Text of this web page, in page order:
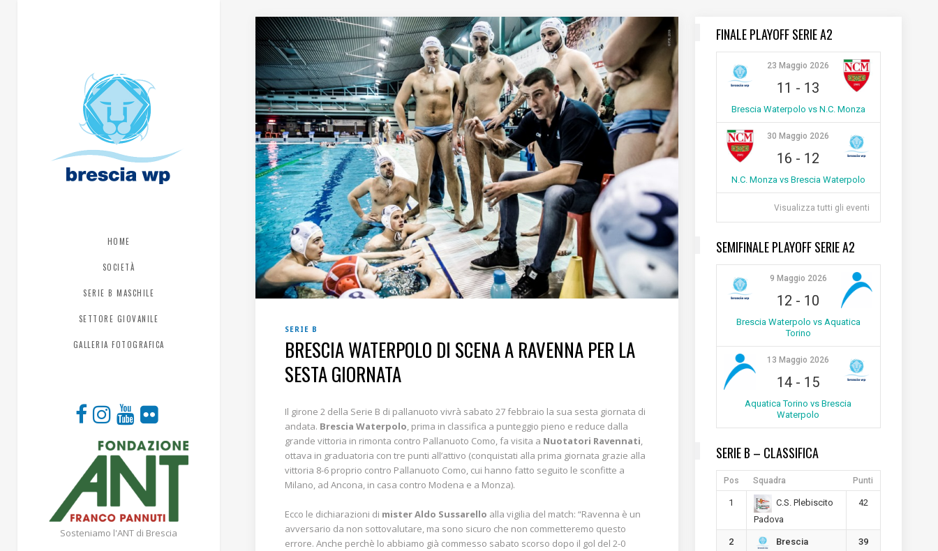
HOME
SOCIETÀ
SERIE B MASCHILE
SETTORE GIOVANILE
GALLERIA FOTOGRAFICA
Sosteniamo l'ANT di Brescia
SERIE B
BRESCIA WATERPOLO DI SCENA A RAVENNA PER LA
SESTA GIORNATA
Il girone 2 della Serie B di pallanuoto vivrà sabato 27 febbraio la sua sesta giornata di
andata. Brescia Waterpolo, prima in classifica a punteggio pieno e reduce dalla
grande vittoria in rimonta contro Pallanuoto Como, fa visita a Nuotatori Ravennati,
ottava in graduatoria con tre punti all’attivo (conquistati alla prima giornata grazie alla
vittoria 8-6 proprio contro Pallanuoto Como, cui hanno fatto seguito le sconfitte a
Milano, ad Ancona, in casa contro Modena e a Monza).
Ecco le dichiarazioni di mister Aldo Sussarello alla vigilia del match: “Ravenna è un
avversario da non sottovalutare, ma sono sicuro che non commetteremo questo
errore. Anche perchè lo abbiamo già commesso sabato scorso dopo il gol del 2-0
FINALE PLAYOFF SERIE A2
23 Maggio 2026
11 - 13
Brescia Waterpolo vs N.C. Monza
30 Maggio 2026
16 - 12
N.C. Monza vs Brescia Waterpolo
Visualizza tutti gli eventi
SEMIFINALE PLAYOFF SERIE A2
9 Maggio 2026
12 - 10
Brescia Waterpolo vs Aquatica
Torino
13 Maggio 2026
14 - 15
Aquatica Torino vs Brescia
Waterpolo
SERIE B – CLASSIFICA
Pos Squadra Punti
1
C.S. Plebiscito
Padova
42
2
Brescia
39